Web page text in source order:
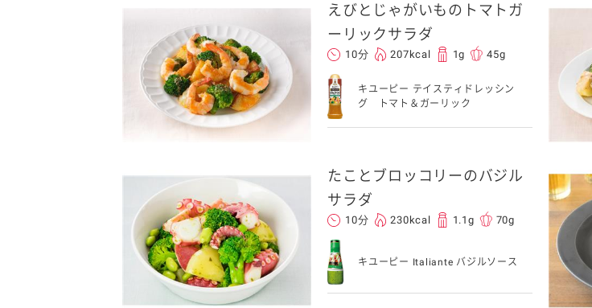
ベビーフード・幼児食 栄養・健康ケア商品
サプリメントなど
ジャム、スプレッドなど パッケージサラダ
仲間たちファーム
おたのしみコンテンツ
キユーピー３分
採用情報
えびとじゃがいものトマトガ
ーリックサラダ
10分 207kcal 1g 45g
キユーピー テイスティドレッシン
グ トマト＆ガーリック
たことブロッコリーのバジル
サラダ
10分 230kcal 1.1g 70g
キユーピー Italiante バジルソース